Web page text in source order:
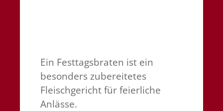
Ein Festtagsbraten ist ein
besonders zubereitetes
Fleischgericht für feierliche
Anlässe.